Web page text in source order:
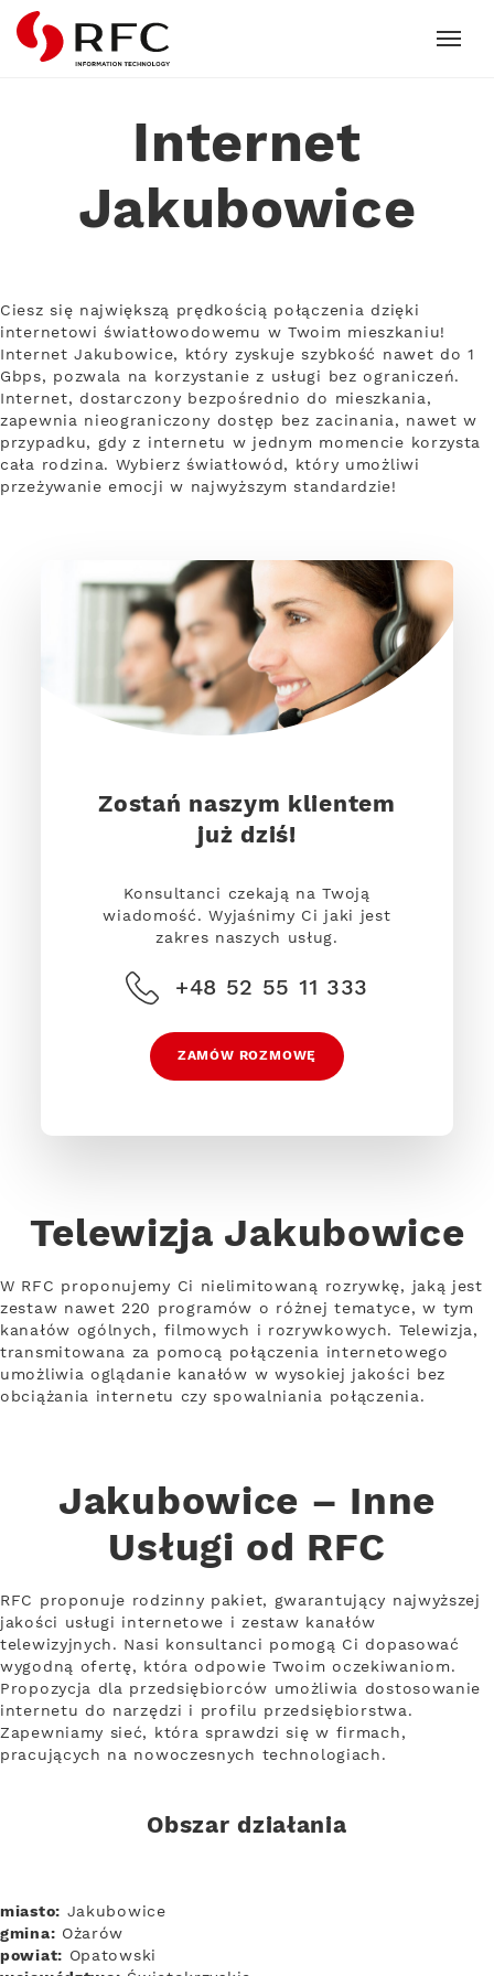
RFC
Internet
Jakubowice
Ciesz się największą prędkością połączenia dzięki
internetowi światłowodowemu w Twoim mieszkaniu!
Internet Jakubowice, który zyskuje szybkość nawet do 1
Gbps, pozwala na korzystanie z usługi bez ograniczeń.
Internet, dostarczony bezpośrednio do mieszkania,
zapewnia nieograniczony dostęp bez zacinania, nawet w
przypadku, gdy z internetu w jednym momencie korzysta
cała rodzina. Wybierz światłowód, który umożliwi
przeżywanie emocji w najwyższym standardzie!
Zostań naszym klientem
już dziś!
Konsultanci czekają na Twoją
wiadomość. Wyjaśnimy Ci jaki jest
zakres naszych usług.
+48 52 55 11 333
ZAMÓW ROZMOWĘ
Telewizja Jakubowice
W RFC proponujemy Ci nielimitowaną rozrywkę, jaką jest
zestaw nawet 220 programów o różnej tematyce, w tym
kanałów ogólnych, filmowych i rozrywkowych. Telewizja,
transmitowana za pomocą połączenia internetowego
umożliwia oglądanie kanałów w wysokiej jakości bez
obciążania internetu czy spowalniania połączenia.
Jakubowice – Inne
Usługi od RFC
RFC proponuje rodzinny pakiet, gwarantujący najwyższej
jakości usługi internetowe i zestaw kanałów
telewizyjnych. Nasi konsultanci pomogą Ci dopasować
wygodną ofertę, która odpowie Twoim oczekiwaniom.
Propozycja dla przedsiębiorców umożliwia dostosowanie
internetu do narzędzi i profilu przedsiębiorstwa.
Zapewniamy sieć, która sprawdzi się w firmach,
pracujących na nowoczesnych technologiach.
Obszar działania
miasto: Jakubowice
gmina: Ożarów
powiat: Opatowski